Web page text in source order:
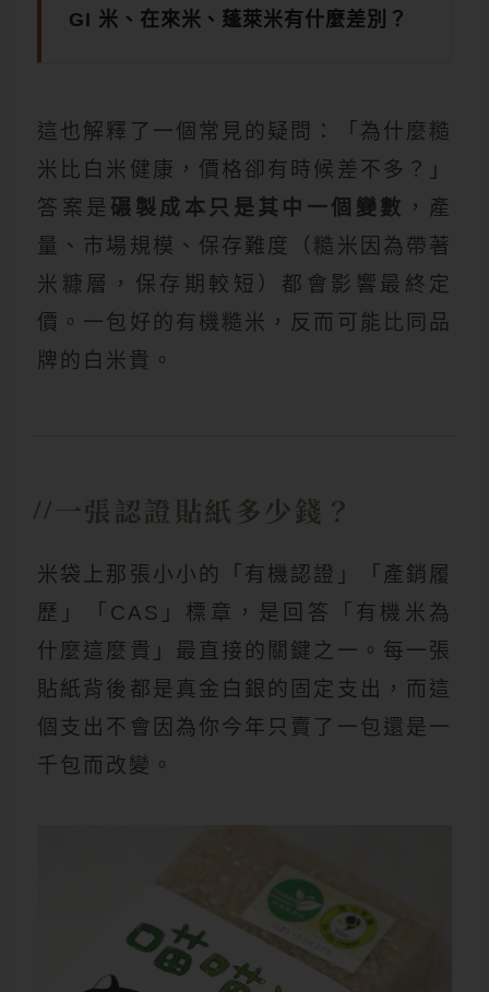
GI 米、在來米、蓬萊米有什麼差別？
這也解釋了一個常見的疑問：「為什麼糙
米比白米健康，價格卻有時候差不多？」
答案是 碾製成本只是其中一個變數 ，產
量、市場規模、保存難度（糙米因為帶著
米糠層，保存期較短）都會影響最終定
價。一包好的有機糙米，反而可能比同品
牌的白米貴。
一張認證貼紙多少錢？
米袋上那張小小的「有機認證」「產銷履
歷」「CAS」標章，是回答「有機米為
什麼這麼貴」最直接的關鍵之一。每一張
貼紙背後都是真金白銀的固定支出，而這
個支出不會因為你今年只賣了一包還是一
千包而改變。